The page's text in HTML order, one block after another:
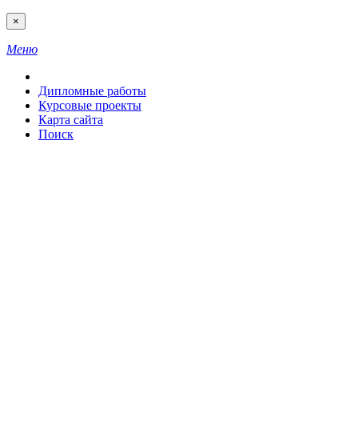
×
Меню
Дипломные работы
Курсовые проекты
Карта сайта
Поиск